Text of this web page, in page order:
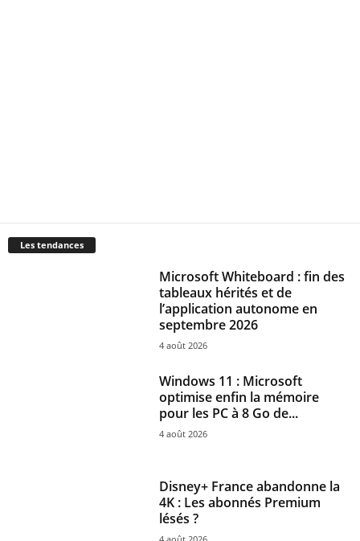
Les tendances
Microsoft Whiteboard : fin des
tableaux hérités et de
l’application autonome en
septembre 2026
4 août 2026
Windows 11 : Microsoft
optimise enfin la mémoire
pour les PC à 8 Go de...
4 août 2026
Disney+ France abandonne la
4K : Les abonnés Premium
lésés ?